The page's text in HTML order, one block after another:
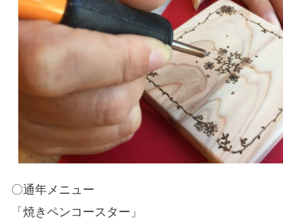
〇通年メニュー
「焼きペンコースター」